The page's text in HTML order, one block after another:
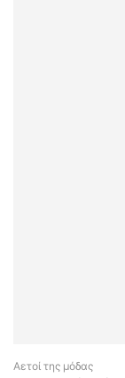
Αετοί της μόδας